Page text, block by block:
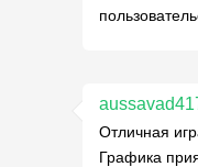
Отличная
Графика